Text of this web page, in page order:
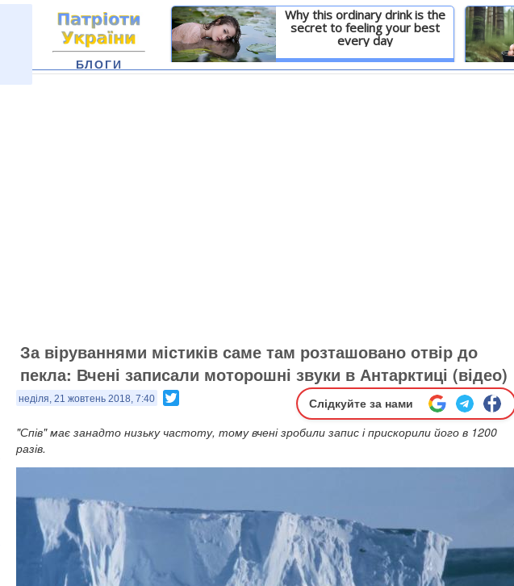
Why this ordinary drink is the
secret to feeling your best
every day
Детальніше
БЛОГИ
За віруваннями містиків саме там розташовано отвір до
пекла: Вчені записали моторошні звуки в Антарктиці (відео)
неділя, 21 жовтень 2018, 7:40 Слідкуйте за нами
"Спів" має занадто низьку частоту, тому вчені зробили запис і прискорили його в 1200
разів.